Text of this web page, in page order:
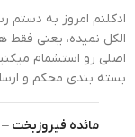
اورجینال است
شک و شبهه‌ای را
رایحه‌ها را با
ویژگی های ادکلن
ادکلنم امروز به دستم
الکل نمیده، یعنی
اصلی رو استشمام
بسته بندی محکم و
مائده فیروزبخت –